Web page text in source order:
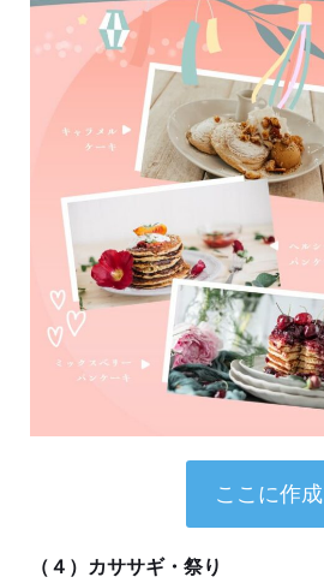
ここに作成
（４）カササギ・祭り